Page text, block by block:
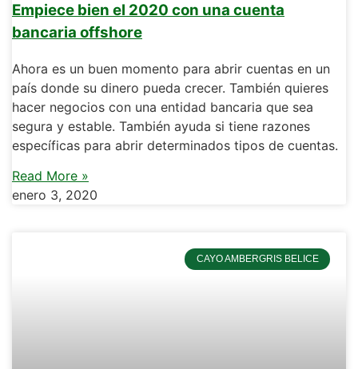
Empiece bien el 2020 con una cuenta
bancaria offshore
Ahora es un buen momento para abrir cuentas en un
país donde su dinero pueda crecer. También quieres
hacer negocios con una entidad bancaria que sea
segura y estable. También ayuda si tiene razones
específicas para abrir determinados tipos de cuentas.
Read More »
enero 3, 2020
CAYO AMBERGRIS BELICE